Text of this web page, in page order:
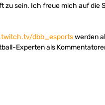
zu sein. Ich freue mich auf die
dbb_esportswerden
Experten als